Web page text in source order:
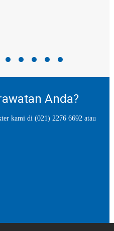
Anda?
kami di (021) 2276 6692 atau